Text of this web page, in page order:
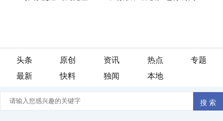
头条 原创 资讯 热点
专题
最新
快料 独闻 本地